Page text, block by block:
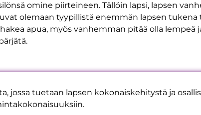
omine piirteineen. Tällöin lapsi, lapsen
olemaan tyypillistä enemmän lapsen tukena
apua, myös vanhemman pitää olla lempeä
jossa tuetaan lapsen kokonaiskehitystä ja